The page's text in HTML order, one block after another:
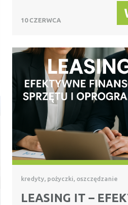
10 CZERWCA
kredyty, pożyczki, oszczędzanie
LEASING IT –